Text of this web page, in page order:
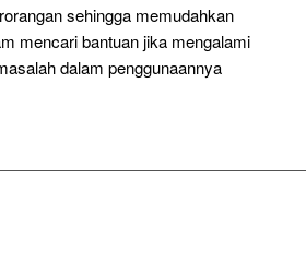
sehingga memudahkan
mencari bantuan jika mengalami
dalam penggunaannya